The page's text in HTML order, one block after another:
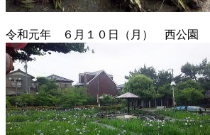
令和元年 ６月１０日（月） 西公園